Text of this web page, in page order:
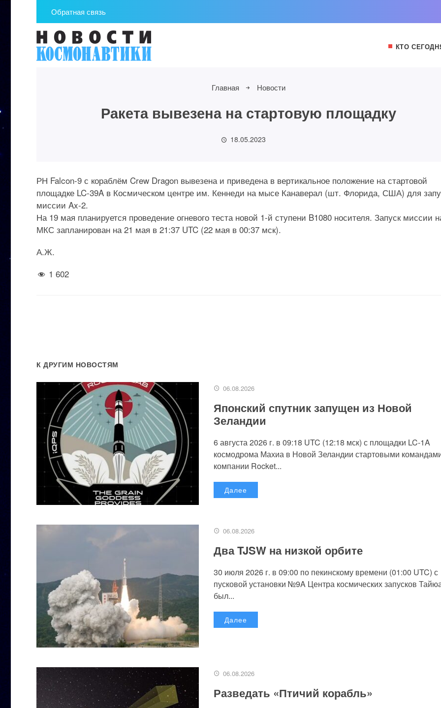
Обратная связь
КТО
Главная Новости
Ракета вывезена на стартовую площадку
18.05.2023
РН Falcon-9 с кораблём Crew Dragon вывезена и приведена в вертикальное положение на стартовой
площадке LC-39A в Космическом центре им. Кеннеди на мысе Канаверал (шт. Флорида, США) для
миссии Ax-2.
На 19 мая планируется проведение огневого теста новой 1-й ступени B1080 носителя. Запуск миссии
МКС запланирован на 21 мая в 21:37 UTC (22 мая в 00:37 мск).
А.Ж.
1 602
К ДРУГИМ НОВОСТЯМ
06.08.2026
Японский спутник запущен из Новой
Зеландии
6 августа 2026 г. в 09:18 UTC (12:18 мск) с площадки LC-1A
космодрома Махиа в Новой Зеландии стартовыми
компании Rocket...
Далее
06.08.2026
Два TJSW на низкой орбите
30 июля 2026 г. в 09:00 по пекинскому времени (01:00 UTC) с
пусковой установки №9A Центра космических запусков
был...
Далее
06.08.2026
Разведать «Птичий корабль»